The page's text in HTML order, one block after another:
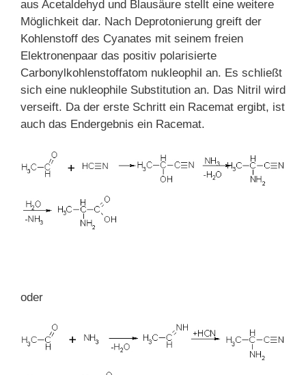
aus Acetaldehyd und Blausäure stellt eine weitere
Möglichkeit dar. Nach Deprotonierung greift der
Kohlenstoff des Cyanates mit seinem freien
Elektronenpaar das positiv polarisierte
Carbonylkohlenstoffatom nukleophil an. Es schließt
sich eine nukleophile Substitution an. Das Nitril wird
verseift. Da der erste Schritt ein Racemat ergibt, ist
auch das Endergebnis ein Racemat.
oder